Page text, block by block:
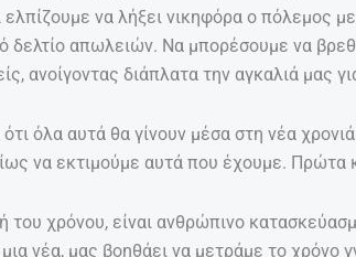
ελπίζουμε να λήξει νικηφόρα ο πόλεμος
δελτίο απωλειών. Να μπορέσουμε να
ανοίγοντας διάπλατα την αγκαλιά μας
ότι όλα αυτά θα γίνουν μέσα στη νέα
να εκτιμούμε αυτά που έχουμε. Πρώτα
του χρόνου, είναι ανθρώπινο
νέα, μας βοηθάει να μετράμε το χρόνο